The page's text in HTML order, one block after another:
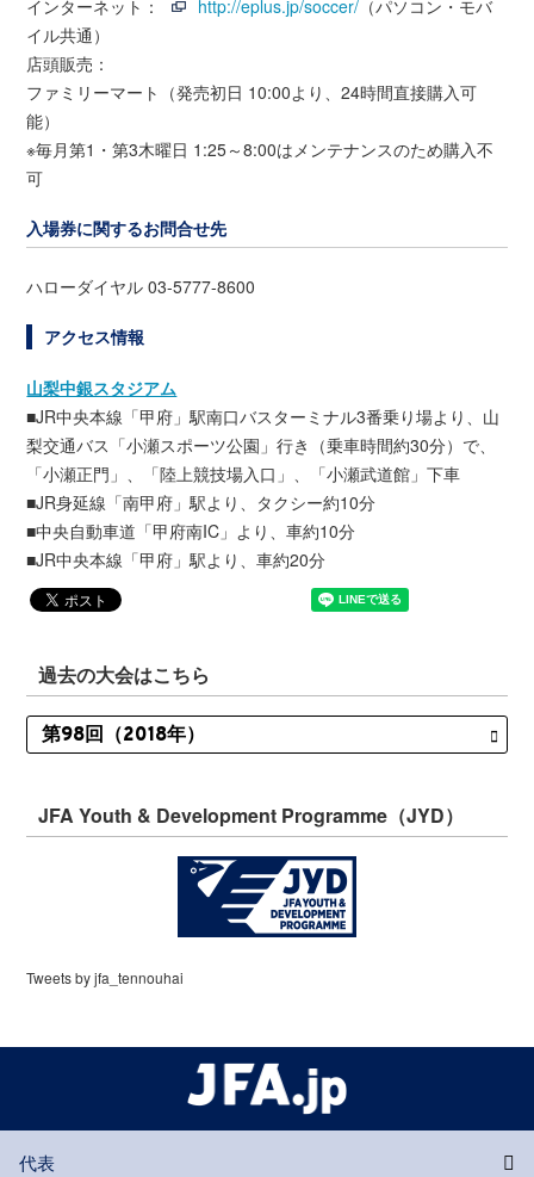
インターネット：
http://eplus.jp/soccer/ （パソコン・モバ
イル共通）
店頭販売：
ファミリーマート（発売初日 10:00より、24時間直接購入可
能）
※毎月第1・第3木曜日 1:25～8:00はメンテナンスのため購入不
可
入場券に関するお問合せ先
ハローダイヤル 03-5777-8600
アクセス情報
山梨中銀スタジアム
■JR中央本線「甲府」駅南口バスターミナル3番乗り場より、山
梨交通バス「小瀬スポーツ公園」行き（乗車時間約30分）で、
「小瀬正門」、「陸上競技場入口」、「小瀬武道館」下車
■JR身延線「南甲府」駅より、タクシー約10分
■中央自動車道「甲府南IC」より、車約10分
■JR中央本線「甲府」駅より、車約20分
過去の大会はこちら
JFA Youth & Development Programme（JYD）
Tweets by jfa_tennouhai
代表